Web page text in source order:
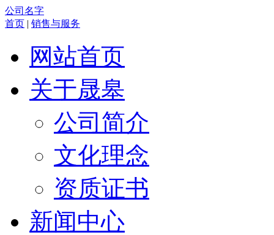
公司名字
首页 | 销售与服务
网站首页
关于晟皋
公司简介
文化理念
资质证书
新闻中心